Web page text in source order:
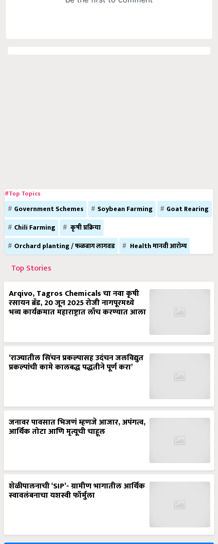
#Top Topics
Government Schemes Soybean Farming
Goat Rearing
Chili Farming
कृषी प्रक्रिया
Orchard planting / फळबाग लागवड
Health मानवी आरोग्य
Top Stories
Arqivo, Tagros Chemicals चा नवा कृषी
रसायन ब्रँड, 20 जून 2025 रोजी नागपूरमध्ये
भव्य कार्यक्रमात महाराष्ट्रात लाँच करण्यात आला
‘राज्यातील सिंचन प्रकल्पासह उदंचन जलविद्युत
प्रकल्पांची कामे कालबद्ध पद्धतीने पूर्ण करा’
जनावर पावसात भिजणं म्हणजे आजार, अपंगत्व,
आर्थिक तोटा आणि मृत्यूची चाहूल
शेळीपालनाची ‘SIP’- ग्रामीण भागातील आर्थिक
स्वावलंबनाचा यशस्वी फॉर्मुला